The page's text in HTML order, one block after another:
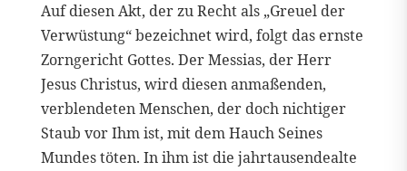
Auf diesen Akt, der zu Recht als „Greuel der
Verwüstung“ bezeichnet wird, folgt das ernste
Zorngericht Gottes. Der Messias, der Herr
Jesus Christus, wird diesen anmaßenden,
verblendeten Menschen, der doch nichtiger
Staub vor Ihm ist, mit dem Hauch Seines
Mundes töten. In ihm ist die jahrtausendealte